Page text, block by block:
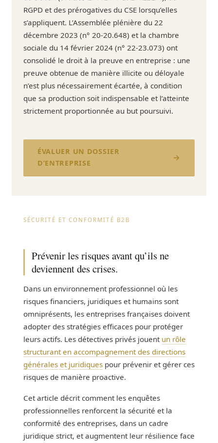
RGPD et des prérogatives du CSE lorsqu’elles
s’appliquent. L’Assemblée plénière du 22
décembre 2023 (n° 20-20.648) et la chambre
sociale du 14 février 2024 (n° 22-23.073) ont
consolidé le droit à la preuve en entreprise : une
preuve obtenue de manière illicite ou déloyale
n’est plus nécessairement écartée, à condition
que sa production soit indispensable et l’atteinte
strictement proportionnée au but poursuivi.
ÉVALUER UN DOSSIER
D’ENTREPRISE
SÉCURITÉ ET CONFORMITÉ B2B
Prévenir les risques avant qu’ils ne
deviennent des crises.
Dans un environnement professionnel où les
risques financiers, juridiques et humains sont
omniprésents, les entreprises françaises doivent
adopter des stratégies efficaces pour protéger
leurs actifs. Les détectives privés jouent un rôle
structurant en accompagnement des directions
générales et juridiques pour prévenir et gérer ces
risques de manière proactive.
Cet article décrit comment les enquêtes
professionnelles renforcent la sécurité et la
conformité des entreprises, dans un cadre
juridique strict, et augmentent leur résilience face